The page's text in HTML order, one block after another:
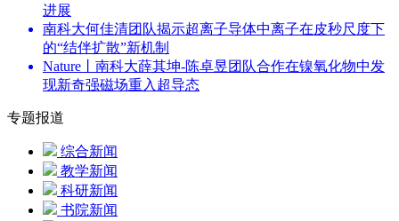
进展
南科大何佳清团队揭示超离子导体中离子在皮秒尺度下
的“结伴扩散”新机制
Nature丨南科大薛其坤-陈卓昱团队合作在镍氧化物中发
现新奇强磁场重入超导态
专题报道
综合新闻
教学新闻
科研新闻
书院新闻